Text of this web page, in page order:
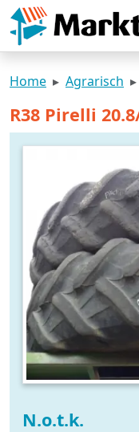
Home Agrarisch
R38 Pirelli
N.o.t.k.